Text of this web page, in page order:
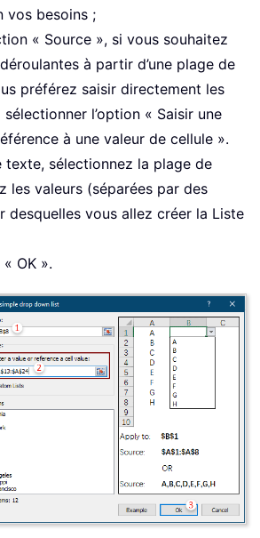
vos besoins ;
« Source », si vous souhaitez
à partir d’une plage de
préférez saisir directement les
l’option « Saisir une
à une valeur de cellule ».
texte, sélectionnez la plage de
les valeurs (séparées par des
desquelles vous allez créer la Liste
OK ».